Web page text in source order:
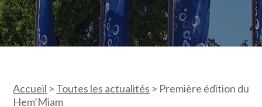
Accueil > Toutes les actualités > Première édition du
Hem’Miam